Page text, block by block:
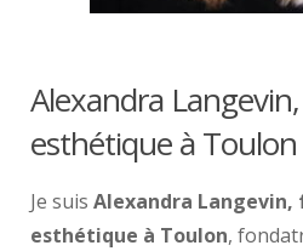
Alexandra
esthétique à Toulon
Je suis Alexandra
esthétique à Toulon,